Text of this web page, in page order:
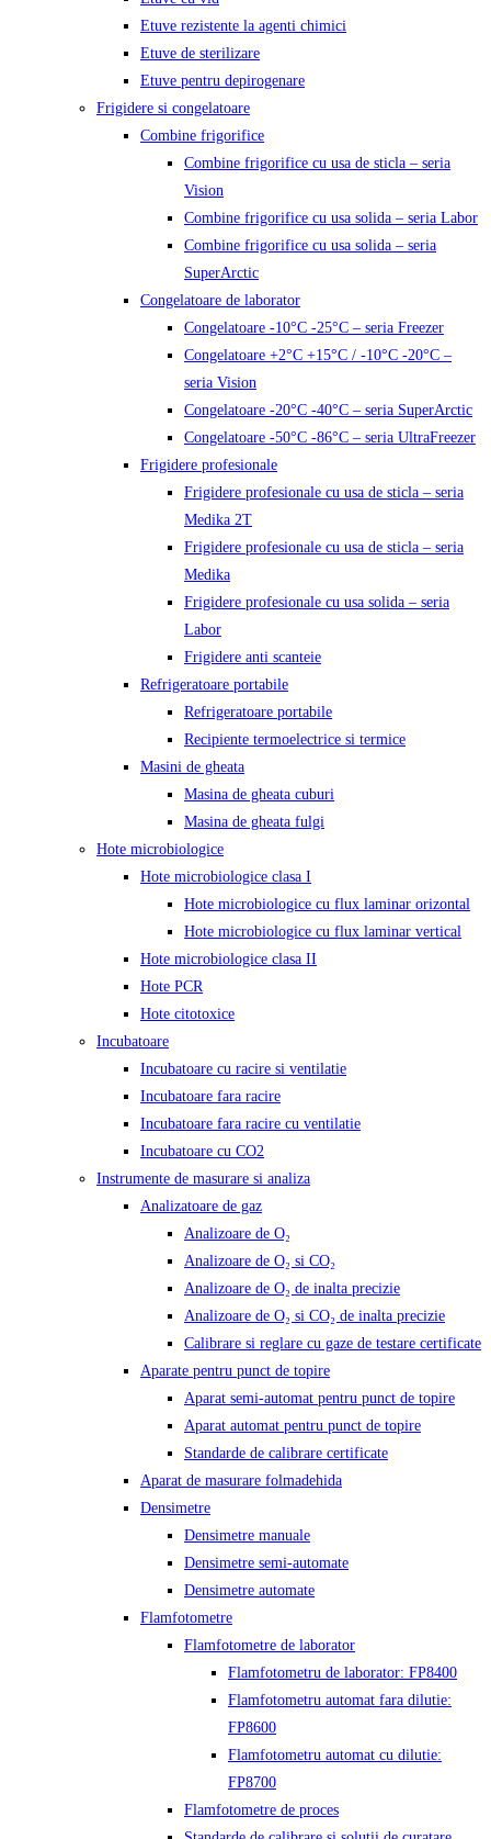
Etuve rezistente la agenti chimici
Etuve de sterilizare
Etuve pentru depirogenare
Frigidere si congelatoare
Combine frigorifice
Combine frigorifice cu usa de sticla – seria
Vision
Combine frigorifice cu usa solida – seria Labor
Combine frigorifice cu usa solida – seria
SuperArctic
Congelatoare de laborator
Congelatoare -10°C -25°C – seria Freezer
Congelatoare +2°C +15°C / -10°C -20°C –
seria Vision
Congelatoare -20°C -40°C – seria SuperArctic
Congelatoare -50°C -86°C – seria UltraFreezer
Frigidere profesionale
Frigidere profesionale cu usa de sticla – seria
Medika 2T
Frigidere profesionale cu usa de sticla – seria
Medika
Frigidere profesionale cu usa solida – seria
Labor
Frigidere anti scanteie
Refrigeratoare portabile
Refrigeratoare portabile
Recipiente termoelectrice si termice
Masini de gheata
Masina de gheata cuburi
Masina de gheata fulgi
Hote microbiologice
Hote microbiologice clasa I
Hote microbiologice cu flux laminar orizontal
Hote microbiologice cu flux laminar vertical
Hote microbiologice clasa II
Hote PCR
Hote citotoxice
Incubatoare
Incubatoare cu racire si ventilatie
Incubatoare fara racire
Incubatoare fara racire cu ventilatie
Incubatoare cu CO2
Instrumente de masurare si analiza
Analizatoare de gaz
Analizoare de O₂
Analizoare de O₂ si CO₂
Analizoare de O₂ de inalta precizie
Analizoare de O₂ si CO₂ de inalta precizie
Calibrare si reglare cu gaze de testare certificate
Aparate pentru punct de topire
Aparat semi-automat pentru punct de topire
Aparat automat pentru punct de topire
Standarde de calibrare certificate
Aparat de masurare folmadehida
Densimetre
Densimetre manuale
Densimetre semi-automate
Densimetre automate
Flamfotometre
Flamfotometre de laborator
Flamfotometru de laborator: FP8400
Flamfotometru automat fara dilutie:
FP8600
Flamfotometru automat cu dilutie:
FP8700
Flamfotometre de proces